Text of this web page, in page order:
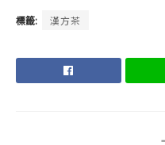
標籤: 漢方茶